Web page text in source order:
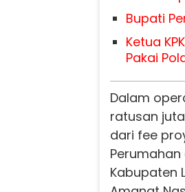
Bupati
Ketua
Pakai
Dalam
ratusan
dari fee
Kabupaten